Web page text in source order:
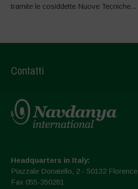
tramite le cosiddette Nuove Tecniche...
Contatti
Headquarters in Italy:
Piazzale Donatello, 2 - 50132 Florence
Fax 055-350281